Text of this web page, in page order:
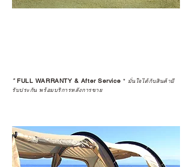
*FULL WARRANTY & After Service * มั่นใจได้กับสินค้ามี
รับประกัน พร้อมบริการหลังการขาย